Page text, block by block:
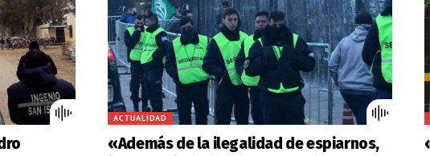
ACTUALIDAD
«Además de la ilegalidad de espiarnos,